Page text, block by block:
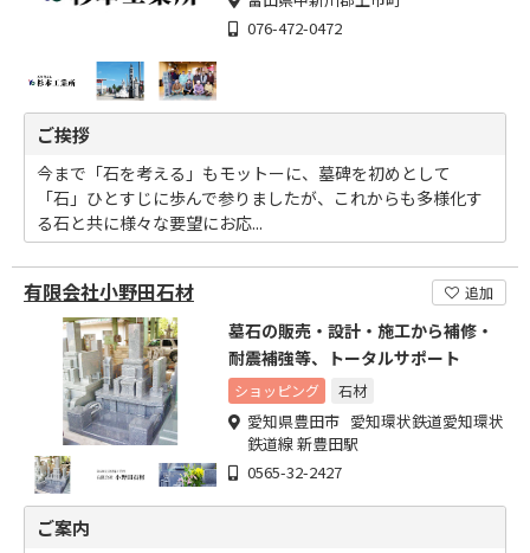
076-472-0472
ご挨拶
今まで「石を考える」もモットーに、墓碑を初めとして
「石」ひとすじに歩んで参りましたが、これからも多様化す
る石と共に様々な要望にお応...
有限会社小野田石材 追加
墓石の販売・設計・施工から補修・
耐震補強等、トータルサポート
ショッピング 石材
愛知県豊田市 愛知環状鉄道愛知環状
鉄道線 新豊田駅
0565-32-2427
ご案内